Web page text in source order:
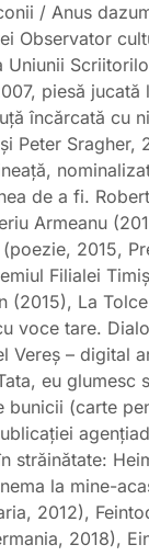
/ Anus
Observator
Uniunii
piesă
încărcată cu
Peter
de a fi.
Armeanu
2015,
Filialei
(2015), La
voce tare.
Vereș – digital
eu
bunicii (carte
străinătate:
la mine-
2012),
2018),